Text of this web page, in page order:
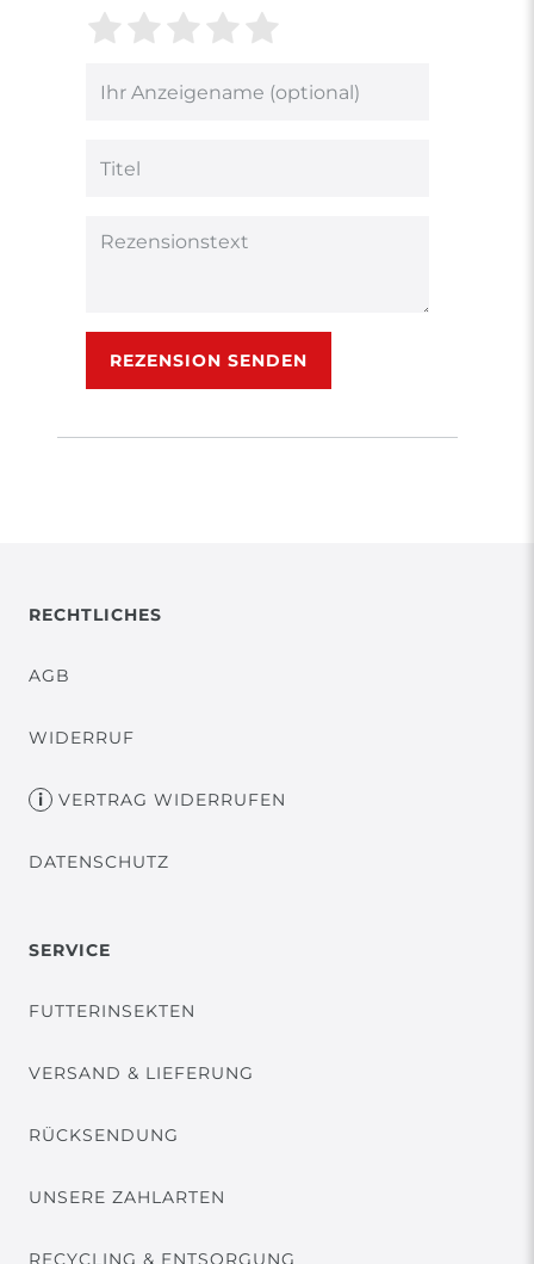
Bewertungssterne
von
4
von
3
2
von
1
von
Bewertungssternen
Anzeigename
Rezensionstext
REZENSION SENDEN
RECHTLICHES
AGB
WIDERRUF
VERTRAG WIDERRUFEN
DATENSCHUTZ
SERVICE
FUTTERINSEKTEN
VERSAND & LIEFERUNG
RÜCKSENDUNG
UNSERE ZAHLARTEN
RECYCLING & ENTSORGUNG